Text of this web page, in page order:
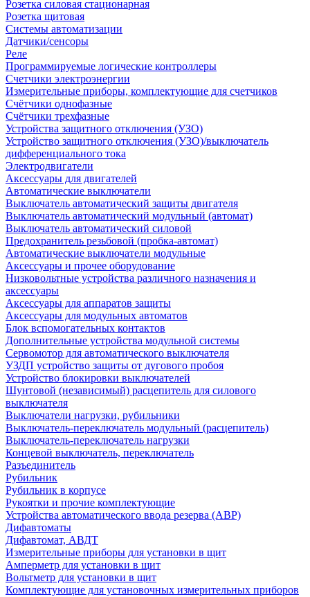
Розетка силовая стационарная
Розетка щитовая
Системы автоматизации
Датчики/сенсоры
Реле
Программируемые логические контроллеры
Счетчики электроэнергии
Измерительные приборы, комплектующие для счетчиков
Счётчики однофазные
Счётчики трехфазные
Устройства защитного отключения (УЗО)
Устройство защитного отключения (УЗО)/выключатель
дифференциального тока
Электродвигатели
Аксессуары для двигателей
Автоматические выключатели
Выключатель автоматический защиты двигателя
Выключатель автоматический модульный (автомат)
Выключатель автоматический силовой
Предохранитель резьбовой (пробка-автомат)
Автоматические выключатели модульные
Аксессуары и прочее оборудование
Низковольтные устройства различного назначения и
аксессуары
Аксессуары для аппаратов защиты
Аксессуары для модульных автоматов
Блок вспомогательных контактов
Дополнительные устройства модульной системы
Сервомотор для автоматического выключателя
УЗДП устройство защиты от дугового пробоя
Устройство блокировки выключателей
Шунтовой (независимый) расцепитель для силового
выключателя
Выключатели нагрузки, рубильники
Выключатель-переключатель модульный (расцепитель)
Выключатель-переключатель нагрузки
Концевой выключатель, переключатель
Разъединитель
Рубильник
Рубильник в корпусе
Рукоятки и прочие комплектующие
Устройства автоматического ввода резерва (АВР)
Дифавтоматы
Дифавтомат, АВДТ
Измерительные приборы для установки в щит
Амперметр для установки в щит
Вольтметр для установки в щит
Комплектующие для установочных измерительных приборов